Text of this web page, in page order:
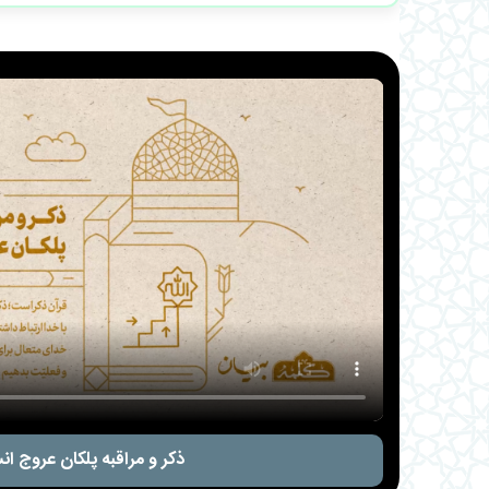
ذکر و مراقبه پلکان عروج